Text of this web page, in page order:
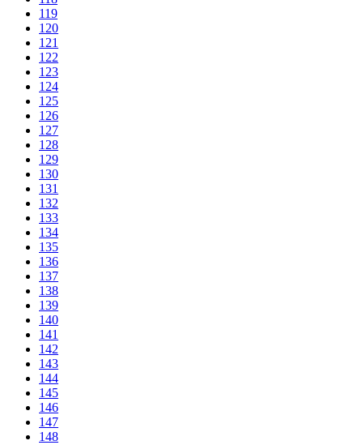
119
120
121
122
123
124
125
126
127
128
129
130
131
132
133
134
135
136
137
138
139
140
141
142
143
144
145
146
147
148